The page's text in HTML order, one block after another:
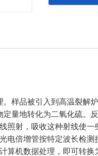
样品被引入到高温裂解
量地转化为二氧化硫。
照射，吸收这种射线使
电倍增管按特定波长检
算机数据处理，即可转